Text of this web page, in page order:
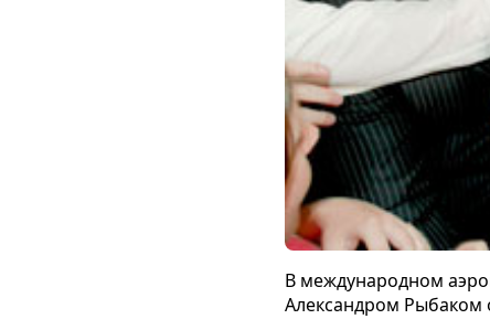
В международном
Александром Рыбаком